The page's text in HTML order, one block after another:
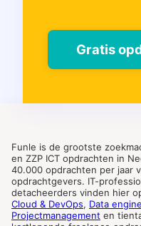
Gratis
Funle is de grootste
en ZZP ICT opdrachten in
40.000 opdrachten per jaar
opdrachtgevers. IT-
detacheerders vinden hier
Cloud & DevOps, Data
Projectmanagement en